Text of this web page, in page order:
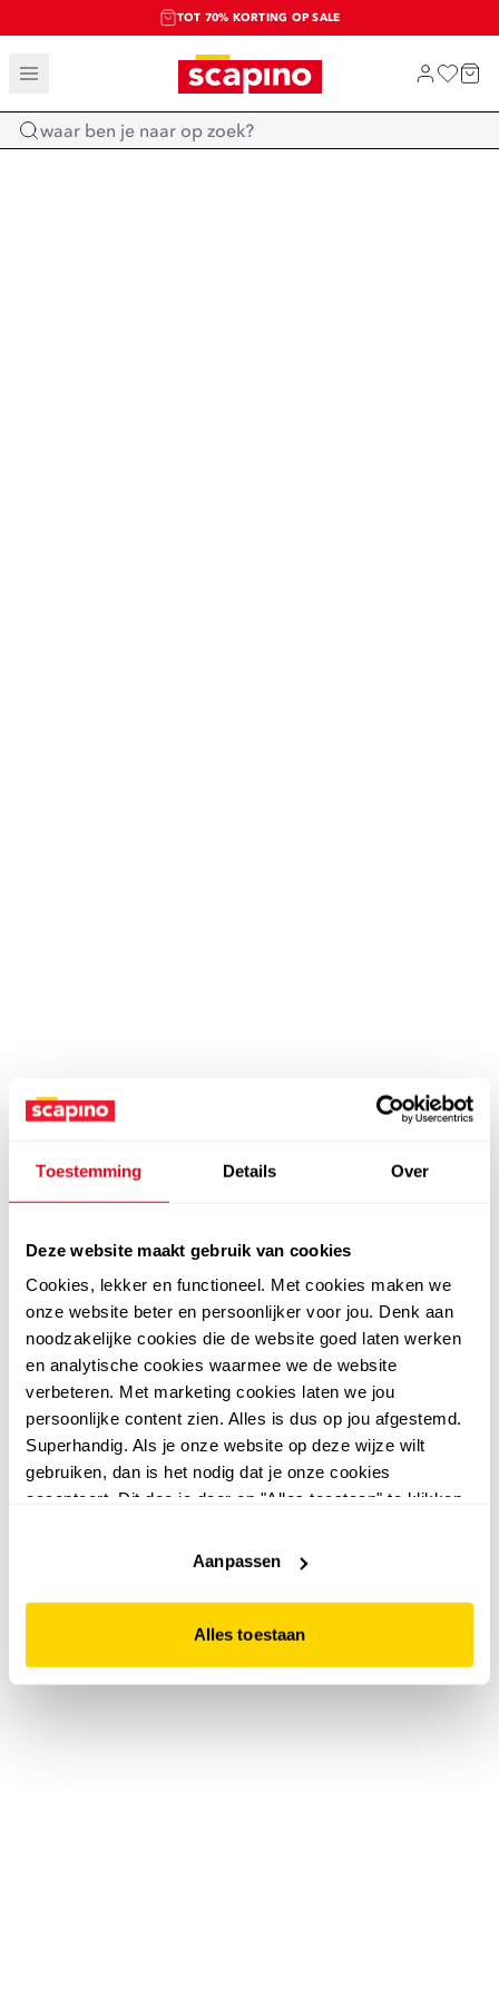
Toestemming Details Over
Deze website maakt gebruik van cookies
Cookies, lekker en functioneel. Met cookies maken we
onze website beter en persoonlijker voor jou. Denk aan
noodzakelijke cookies die de website goed laten werken
en analytische cookies waarmee we de website
verbeteren. Met marketing cookies laten we jou
persoonlijke content zien. Alles is dus op jou afgestemd.
Superhandig. Als je onze website op deze wijze wilt
gebruiken, dan is het nodig dat je onze cookies
accepteert. Dit doe je door op "Alles toestaan" te klikken.
website niet optimaal functioneert.
Aanpassen
Alles toestaan
TOT 70% KORTING OP SALE
SALE: LAATSTE KANS!
SHOP NIEUW
Home